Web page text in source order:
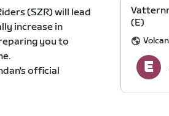
(SZR) will lead
increase in
you to
official
(E)